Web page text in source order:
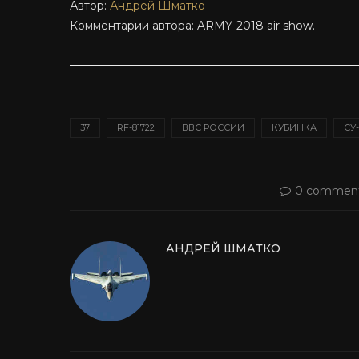
Автор: Андрей Шматко
Комментарии автора: ARMY-2018 air show.
37 RF-81722 ВВС РОССИИ КУБИНКА
0
АНДРЕЙ ШМАТКО